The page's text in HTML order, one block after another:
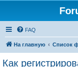
FAQ
На главную Список
Как